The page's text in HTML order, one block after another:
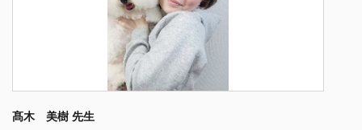
髙木 美樹 先生